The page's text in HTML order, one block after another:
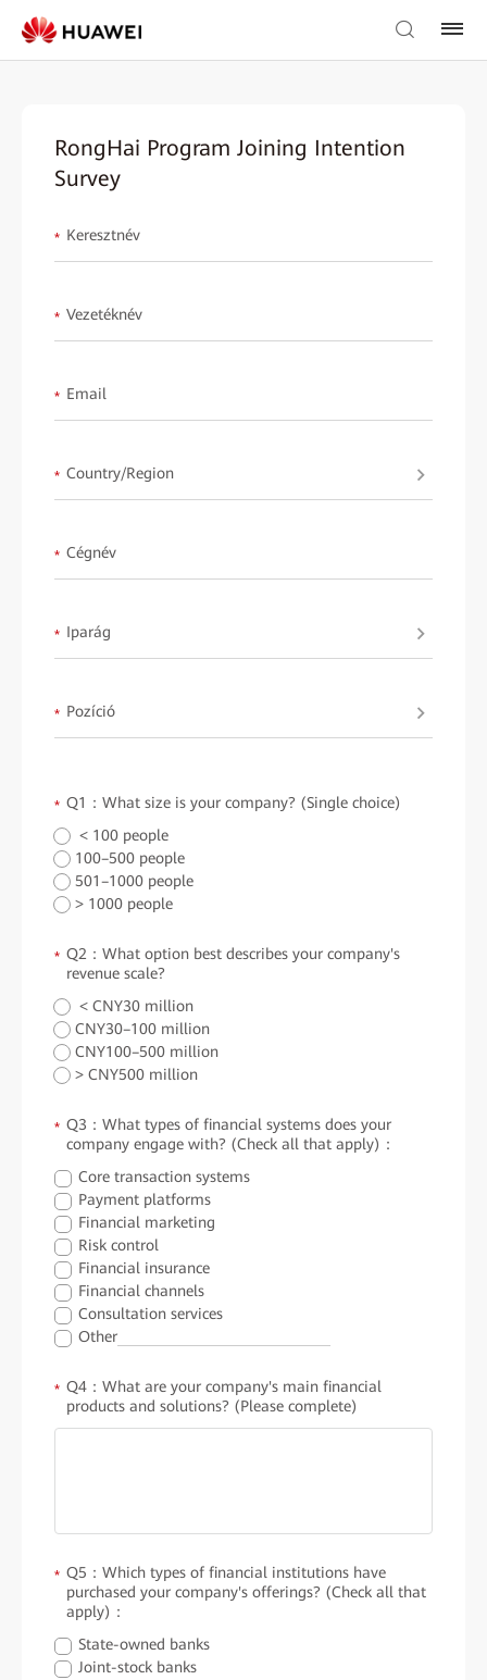
RongHai Program Joining Intention
Survey
* Keresztnév
* Vezetéknév
* Email
* Country/Region
* Cégnév
* Iparág
* Pozíció
* Q1：What size is your company? (Single choice)
< 100 people
100–500 people
501–1000 people
> 1000 people
* Q2：What option best describes your company's
revenue scale?
< CNY30 million
CNY30–100 million
CNY100–500 million
> CNY500 million
* Q3：What types of financial systems does your
company engage with? (Check all that apply)：
Core transaction systems
Payment platforms
Financial marketing
Risk control
Financial insurance
Financial channels
Consultation services
Other
* Q4：What are your company's main financial
products and solutions? (Please complete)
* Q5：Which types of financial institutions have
purchased your company's offerings? (Check all that
apply)：
State-owned banks
Joint-stock banks